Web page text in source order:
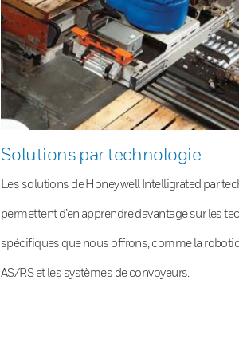
Solutions par technologie
Les solutions de Honeywell Intelligrated par
permettent d’en apprendre davantage sur les
spécifiques que nous offrons, comme la
AS/RS et les systèmes de convoyeurs.